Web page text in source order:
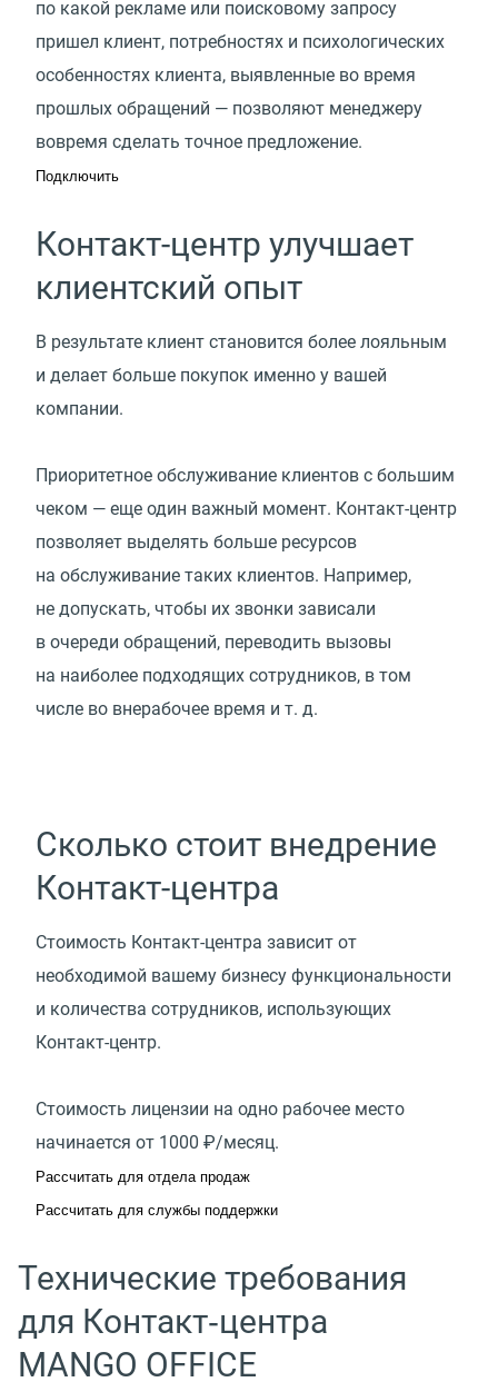
по какой рекламе или поисковому запросу
пришел клиент, потребностях и психологических
особенностях клиента, выявленные во время
прошлых обращений — позволяют менеджеру
вовремя сделать точное предложение.
Подключить
Контакт-центр улучшает
клиентский опыт
В результате клиент становится более лояльным
и делает больше покупок именно у вашей
компании.
Приоритетное обслуживание клиентов с большим
чеком — еще один важный момент. Контакт-центр
позволяет выделять больше ресурсов
на обслуживание таких клиентов. Например,
не допускать, чтобы их звонки зависали
в очереди обращений, переводить вызовы
на наиболее подходящих сотрудников, в том
числе во внерабочее время и т. д.
Сколько стоит внедрение
Контакт-центра
Стоимость Контакт-центра зависит от
необходимой вашему бизнесу функциональности
и количества сотрудников, использующих
Контакт-центр.
Стоимость лицензии на одно рабочее место
начинается от 1000 ₽/месяц.
Рассчитать для отдела продаж
Рассчитать для службы поддержки
Технические требования
для Контакт‑центра
MANGO OFFICE